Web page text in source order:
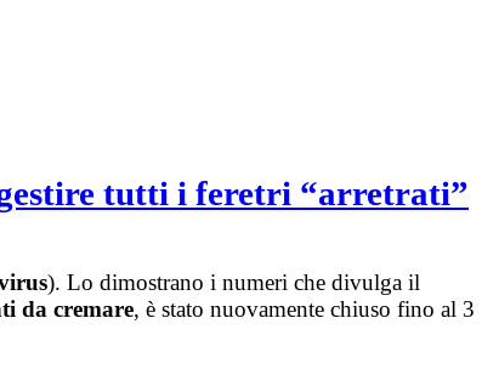
tutti i feretri “arretrati”
). Lo dimostrano i numeri che divulga il
da cremare, è stato nuovamente chiuso fino al 3